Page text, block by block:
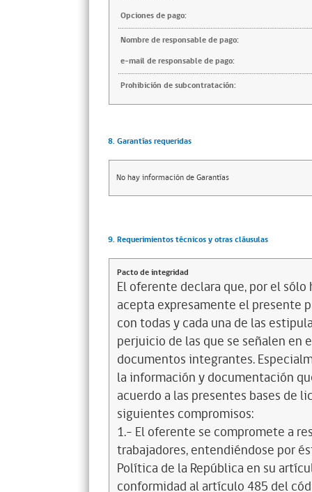
Opciones de pago:
Nombre de responsable de pago:
e-mail de responsable de pago:
Prohibición de subcontratación:
8. Garantías requeridas
No hay información de Garantías
9. Requerimientos técnicos y otras cláusulas
Pacto de integridad
El oferente declara que, por el
acepta expresamente el presente
con todas y cada una de las
perjuicio de las que se señalen en
documentos integrantes.
la información y documentación
acuerdo a las presentes bases de
siguientes compromisos:
1.- El oferente se compromete a
trabajadores, entendiéndose por
Política de la República en su
conformidad al artículo 485 del